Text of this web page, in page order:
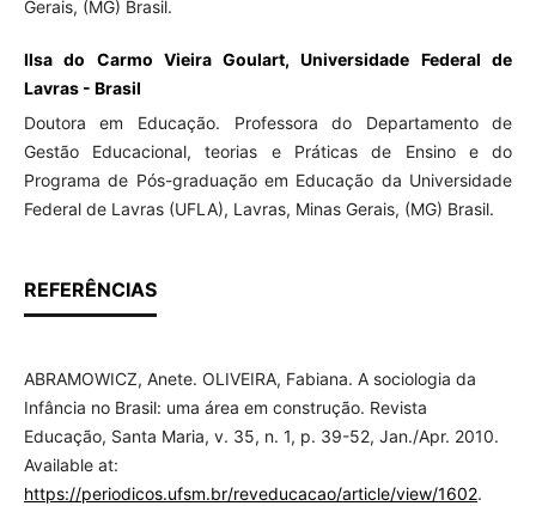
Gerais, (MG) Brasil.
Ilsa do Carmo Vieira Goulart, Universidade Federal de
Lavras - Brasil
Doutora em Educação. Professora do Departamento de
Gestão Educacional, teorias e Práticas de Ensino e do
Programa de Pós-graduação em Educação da Universidade
Federal de Lavras (UFLA), Lavras, Minas Gerais, (MG) Brasil.
REFERÊNCIAS
ABRAMOWICZ, Anete. OLIVEIRA, Fabiana. A sociologia da
Infância no Brasil: uma área em construção. Revista
Educação, Santa Maria, v. 35, n. 1, p. 39-52, Jan./Apr. 2010.
Available at:
https://periodicos.ufsm.br/reveducacao/article/view/1602.